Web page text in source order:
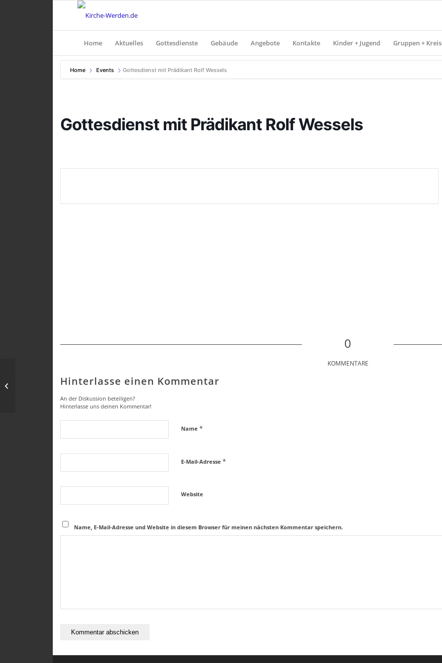
Home Aktuelles Gottesdienste Gebäude Angebote Kontakte Kinder + Jugend Gruppen +
Home Events Gottesdienst mit Prädikant Rolf Wessels
Gottesdienst mit Prädikant Rolf Wessels
0
KOMMENTARE
Hinterlasse einen Kommentar
An der Diskussion beteiligen?
Hinterlasse uns deinen Kommentar!
Name *
E-Mail-Adresse *
Website
Name, E-Mail-Adresse und Website in diesem Browser für meinen nächsten Kommentar speichern.
Ostermontag – Gottesdienst mit